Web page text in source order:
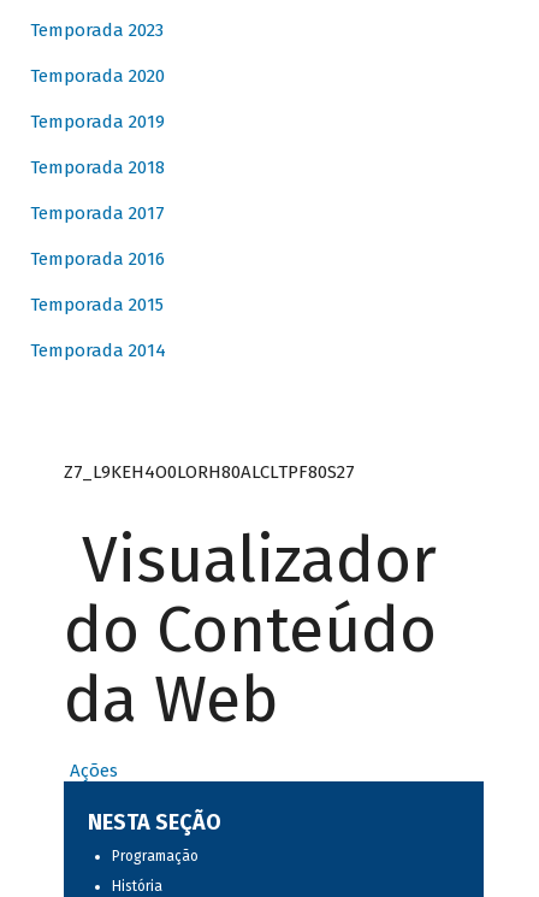
Temporada 2023
Temporada 2020
Temporada 2019
Temporada 2018
Temporada 2017
Temporada 2016
Temporada 2015
Temporada 2014
Z7_L9KEH4O0LORH80ALCLTPF80S27
Visualizador
do Conteúdo
da Web
Ações
NESTA SEÇÃO
Programação
História